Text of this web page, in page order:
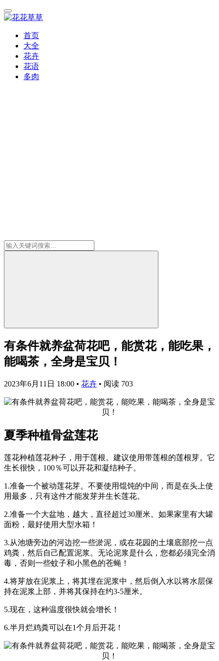
首页
大全
花卉
花语
多肉
有条件就养盆荷花吧，能赏花，能吃果，
能喝茶，全身是宝贝！
2023年6月11日 18:00 • 花卉 • 阅读 703
夏季种植骨盆莲花
莲花种植莲花种子，用于莲根。建议使用带莲根的莲根芽。它
生长很快，100％可以开花和凝结种子。
1.准备一个被动莲花芽。不要使用馄饨的中间，而是在头上使
用最多，只有这件才能发芽并生长莲花。
2.准备一个大盆地，越大，直径超过30厘米。如果家里有大罐
面粉，最好使用大型水箱！
3.从池塘旁边的河边挖一些淤泥，或在花园的土壤底部挖一点
鸡粪，然后自己配置泥浆。无论泥浆是什么，您都必须完全消
毒，否则一些蚊子和小黑色的苍蝇！
4.将芽放在泥浆上，将其埋在泥浆中，然后倒入水以将水层保
持在泥浆上部，并将其保持在约3-5厘米。
5.现在，这种温度很快就会增长！
6.半月烂鸡粪可以在1个月后开花！